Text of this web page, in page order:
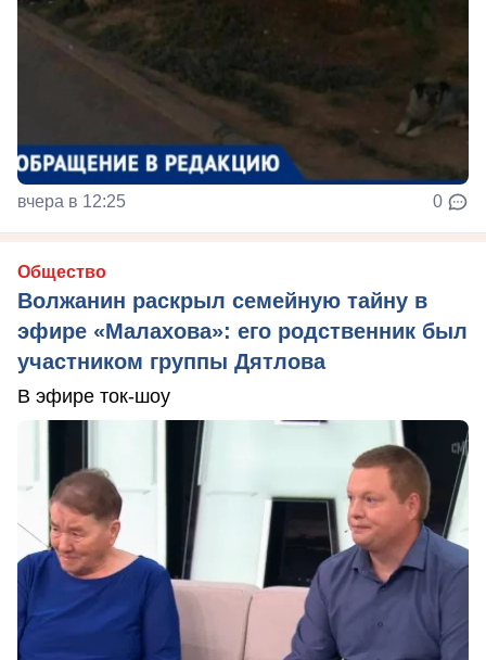
вчера в 12:25 0
Общество
Волжанин раскрыл семейную тайну в
эфире «Малахова»: его родственник был
участником группы Дятлова
В эфире ток-шоу